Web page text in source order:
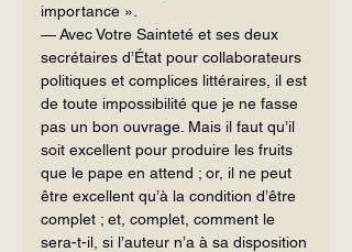
importance ».
— Avec Votre Sainteté et ses deux
secrétaires d’État pour collaborateurs
politiques et complices littéraires, il est
de toute impossibilité que je ne fasse
pas un bon ouvrage. Mais il faut qu’il
soit excellent pour produire les fruits
que le pape en attend ; or, il ne peut
être excellent qu’à la condition d’être
complet ; et, complet, comment le
sera-t-il, si l’auteur n’a à sa disposition